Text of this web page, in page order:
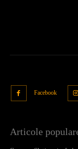
Facebook
Articole